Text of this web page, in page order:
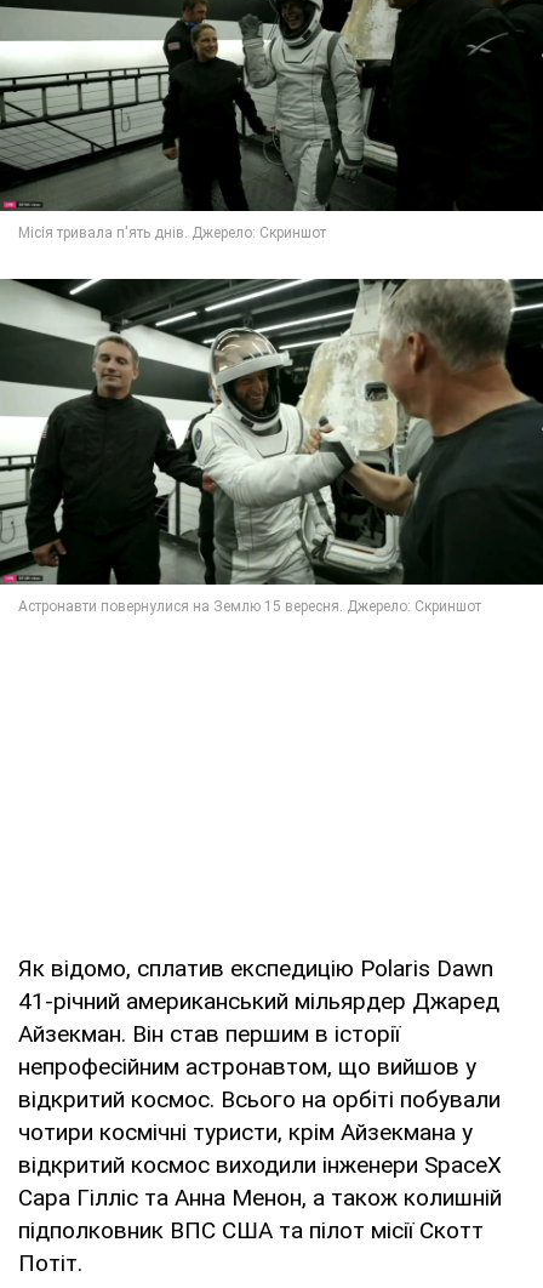
Як відомо, сплатив експедицію Polaris Dawn
41-річний американський мільярдер Джаред
Айзекман. Він став першим в історії
непрофесійним астронавтом, що вийшов у
відкритий космос. Всього на орбіті побували
чотири космічні туристи, крім Айзекмана у
відкритий космос виходили інженери SpaceX
Сара Гілліс та Анна Менон, а також колишній
підполковник ВПС США та пілот місії Скотт
Потіт.